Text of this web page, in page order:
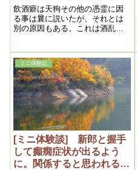
飲酒癖は天狗その他の憑霊に因
る事は曩に説いたが、それとは
別の原因もある。これは酒乱即
ミニ体験記
[ミニ体験談] 新郎と握手
して癲癇症状が出るよう
に。関係すると思われる心